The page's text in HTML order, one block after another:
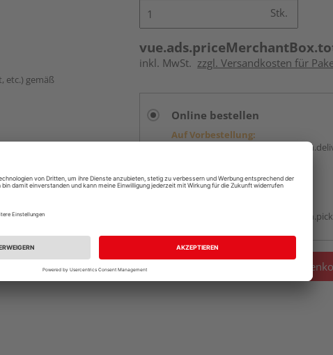
etc.) gemäß
Stk.
inkl. MwSt. zzgl. Versandkosten für
Online bestellen
Auf Vorbestellung:
Beim Händler abholen
In den